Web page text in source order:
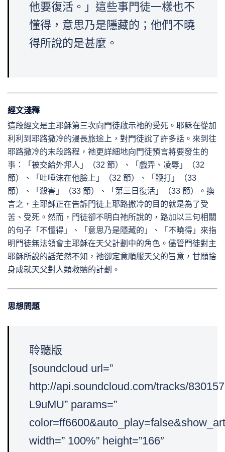
他要復活。」這些事門徒一樣也不
懂得，意思乃是隱藏的；他們不曉
得所說的是甚麼。
經文淺釋
這段經文是主耶穌第三次向門徒啟示祂的受死。耶穌在從加
利利到耶路撒冷的漫長旅途上，對門徒說了許多話。來到往
耶路撒冷的末段路程，祂更詳細地向門徒預言將要發生的
事：「被交給外邦人」（32 節）、「戲弄、凌辱」（32
節）、「吐唾沫在他臉上」（32 節）、「鞭打」（33
節）、「殺害」（33 節）、「第三日復活」（33 節）。換
言之，主耶穌正在告訴門徒上耶路撒冷的目的就是為了受
苦、受死。然而，門徒卻不明白祂所說的，路加以三句相關
的句子「不懂得」、「意思乃是隱藏的」、「不曉得」來指
明門徒無法領會主耶穌在天父計劃中的角色。儘管門徒對主
耶穌所說的話茫然不知，祂卻定意順服天父的旨意，甘願捨
身成就天父對人類救贖的計劃。
思想問題
聆聽版
[soundcloud url=”
http://api.soundcloud.com/tracks/
L9uMU” params=”
width=” 100%” height=”166″